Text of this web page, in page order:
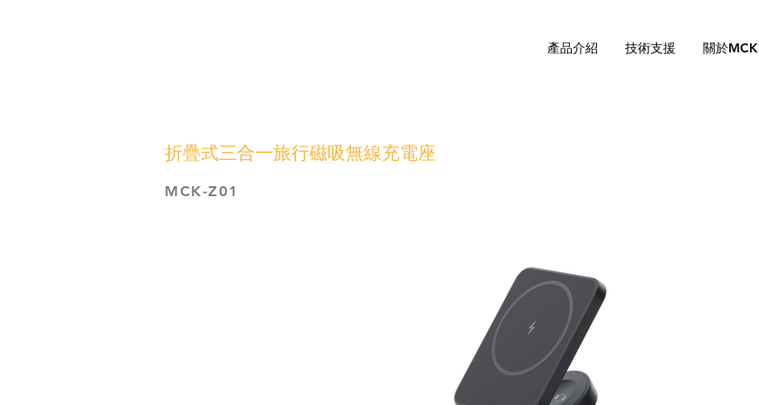
產品介紹 技術支援 關於MCK
折疊式三合一旅行磁吸無線充電座
MCK-Z01